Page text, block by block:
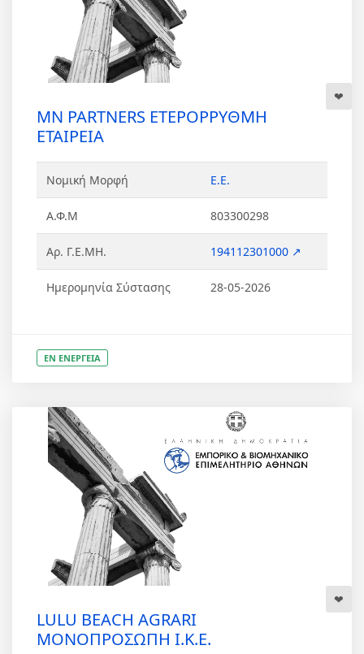
ΜΝ PARTNERS ΕΤΕΡΟΡΡΥΘΜΗ
ΕΤΑΙΡΕΙΑ
Νομική Μορφή Ε.Ε.
Α.Φ.Μ 803300298
Αρ. Γ.Ε.ΜΗ. 194112301000 ↗
Ημερομηνία Σύστασης 28-05-2026
ΕΝ ΕΝΕΡΓΕΙΑ
LULU BEACH AGRARI
ΜΟΝΟΠΡΟΣΩΠΗ Ι.Κ.Ε.